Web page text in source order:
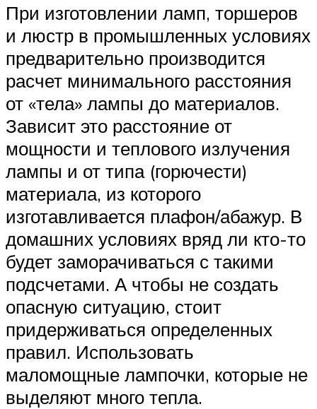
При изготовлении ламп, торшеров
и люстр в промышленных условиях
предварительно производится
расчет минимального расстояния
от «тела» лампы до материалов.
Зависит это расстояние от
мощности и теплового излучения
лампы и от типа (горючести)
материала, из которого
изготавливается плафон/абажур. В
домашних условиях вряд ли кто-то
будет заморачиваться с такими
подсчетами. А чтобы не создать
опасную ситуацию, стоит
придерживаться определенных
правил. Использовать
маломощные лампочки, которые не
выделяют много тепла.